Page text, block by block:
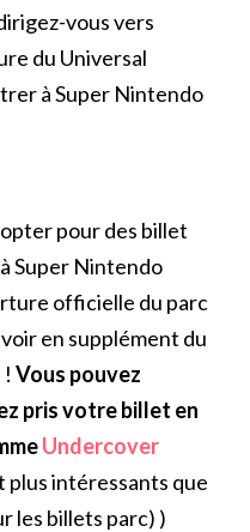
vous vers
du Universal
à Super Nintendo
pour des billet
Super Nintendo
officielle du parc
en supplément du
Vous pouvez
pris votre billet en
Undercover
plus intéressants que
les billets parc) )